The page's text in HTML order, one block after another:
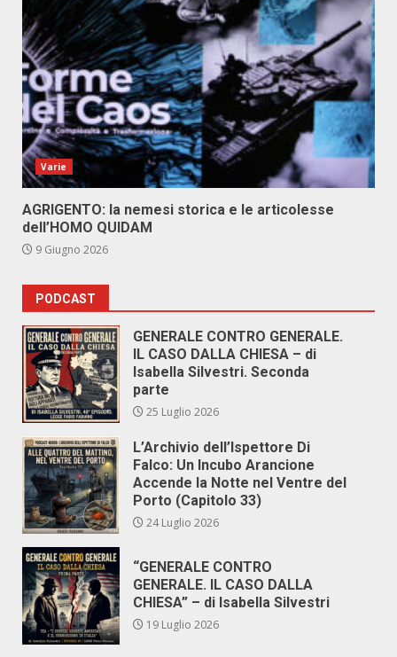
Varie
AGRIGENTO: la nemesi storica e le articolesse
dell’HOMO QUIDAM
9 Giugno 2026
PODCAST
GENERALE CONTRO GENERALE.
IL CASO DALLA CHIESA – di
Isabella Silvestri. Seconda
parte
25 Luglio 2026
L’Archivio dell’Ispettore Di
Falco: Un Incubo Arancione
Accende la Notte nel Ventre del
Porto (Capitolo 33)
24 Luglio 2026
“GENERALE CONTRO
GENERALE. IL CASO DALLA
CHIESA” – di Isabella Silvestri
19 Luglio 2026